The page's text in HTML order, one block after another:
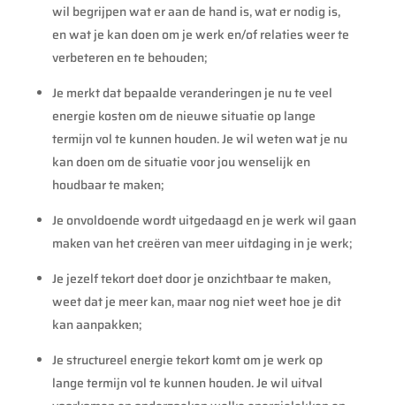
wil begrijpen wat er aan de hand is, wat er nodig is,
en wat je kan doen om je werk en/of relaties weer te
verbeteren en te behouden;
Je merkt dat bepaalde veranderingen je nu te veel
energie kosten om de nieuwe situatie op lange
termijn vol te kunnen houden. Je wil weten wat je nu
kan doen om de situatie voor jou wenselijk en
houdbaar te maken;
Je onvoldoende wordt uitgedaagd en je werk wil gaan
maken van het creëren van meer uitdaging in je werk;
Je jezelf tekort doet door je onzichtbaar te maken,
weet dat je meer kan, maar nog niet weet hoe je dit
kan aanpakken;
Je structureel energie tekort komt om je werk op
lange termijn vol te kunnen houden. Je wil uitval